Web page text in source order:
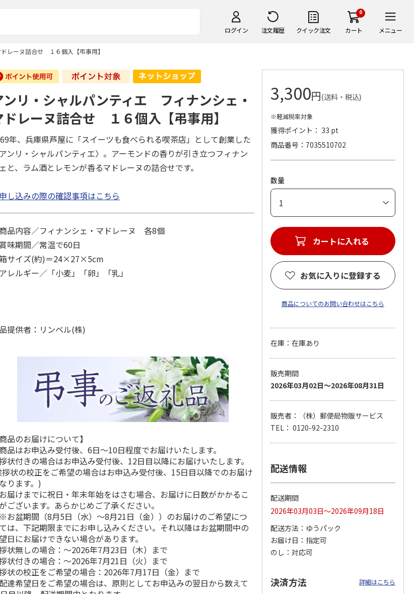
ログイン 注文履歴 クイック注文
0
カート メニュー
レーヌ詰合せ １６個入【弔事用】
羊
ー
＜お中元＞＜ひとと
え＞３層デザートジ
ュレパフェ～国産フ
ルー…
4.7（10）
2,980円
(送料・税込)
＜お中元＞＜銀座千
疋屋＞銀座ゼリー９
個
5.0 （5）
3,240円
(送料・税込)
バンホーテン「チョ
ーション」
30g×21…
4,980円
＜沼津深海プリン工
プリンセット
3,900円
【冷凍】三國シェフ
6個セット(クレー…
5.0
（4）
4,320円
(送料・税込)
くちバーム詰合せ
ンリ・シャルパンティエ フィナンシェ・
ドレーヌ詰合せ １６個入【弔事用】
年、兵庫県芦屋に「スイーツも食べられる喫茶店」として創業した
アンリ・シャルパンティエ〉。アーモンドの香りが引き立つフィナン
と、ラム酒とレモンが香るマドレーヌの詰合せです。
し込みの際の確認事項はこちら
品内容／フィナンシェ・マドレーヌ 各8個
味期間／常温で60日
サイズ(約)＝24×27×5cm
レルギー／「小麦」「卵」「乳」
提供者：リンベル(株)
商品のお届けについて】
品はお申込み受付後、6日～10日程度でお届けいたします。
状付きの場合はお申込み受付後、12日目以降にお届けいたします。
状の校正をご希望の場合はお申込み受付後、15日目以降でのお届け
ります。)
届けまでに祝日・年末年始をはさむ場合、お届けに日数がかかるこ
ございます。あらかじめご了承ください。
盆期間（8月5日（水）～8月21日（金））のお届けのご希望につ
は、下記期限までにお申し込みください。それ以降はお盆期間中の
日にお届けできない場合があります。
状無しの場合：～2026年7月23日（木）まで
状付きの場合：～2026年7月21日（火）まで
状の校正をご希望の場合：2026年7月17日（金）まで
達希望日をご希望の場合は、原則としてお申込みの翌日から数えて
3,300円(送料・税込)
※軽減税率対象
獲得ポイント： 33 pt
商品番号
7035510702
数量
カートに入れる
お気に入りに登録する
商品についてのお問い合わせはこちら
在庫：在庫あり
販売期間
2026年03月02日～2026年08月31日
販売者：（株）郵便局物販サービス
TEL： 0120-92-2310
配送情報
配送期間
2026年03月03日～2026年09月18日
配送方法
ゆうパック
お届け日
指定可
のし
対応可
決済方法 詳細はこちら